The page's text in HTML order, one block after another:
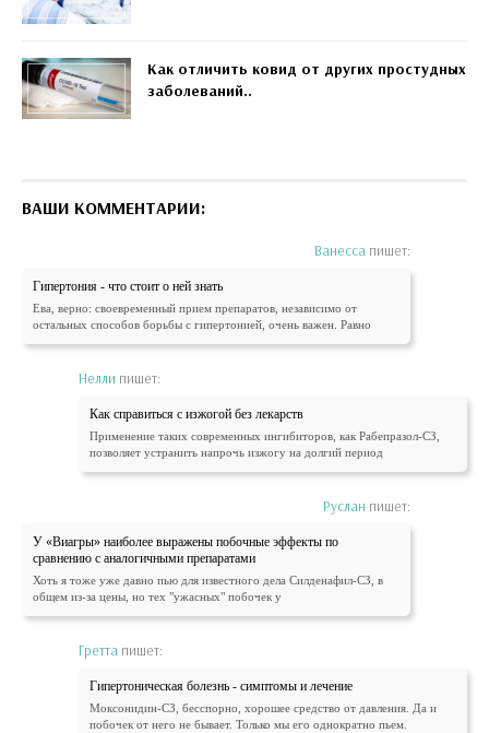
Как отличить ковид от других простудных
заболеваний..
ВАШИ КОММЕНТАРИИ:
Ванесса пишет:
Гипертония - что стоит о ней знать
Ева, верно: своевременный прием препаратов, независимо от
остальных способов борьбы с гипертонией, очень важен. Равно
Нелли пишет:
Как справиться с изжогой без лекарств
Применение таких современных ингибиторов, как Рабепразол-СЗ,
позволяет устранить напрочь изжогу на долгий период
Руслан пишет:
У «Виагры» наиболее выражены побочные эффекты по
сравнению с аналогичными препаратами
Хоть я тоже уже давно пью для известного дела Силденафил-СЗ, в
общем из-за цены, но тех "ужасных" побочек у
Гретта пишет:
Гипертоническая болезнь - симптомы и лечение
Моксонидин-СЗ, бесспорно, хорошее средство от давления. Да и
побочек от него не бывает. Только мы его однократно пьем.